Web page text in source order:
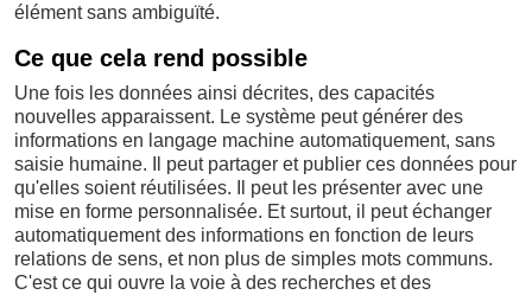
élément sans ambiguïté.
Ce que cela rend possible
Une fois les données ainsi décrites, des capacités
nouvelles apparaissent. Le système peut générer des
informations en langage machine automatiquement, sans
saisie humaine. Il peut partager et publier ces données pour
qu'elles soient réutilisées. Il peut les présenter avec une
mise en forme personnalisée. Et surtout, il peut échanger
automatiquement des informations en fonction de leurs
relations de sens, et non plus de simples mots communs.
C'est ce qui ouvre la voie à des recherches et des